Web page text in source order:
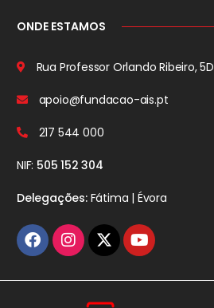
ONDE ESTAMOS
Rua Professor Orlando Ribeiro, 5D
apoio@fundacao-ais.pt
217 544 000
NIF: 505 152 304
Delegações:Fátima | Évora